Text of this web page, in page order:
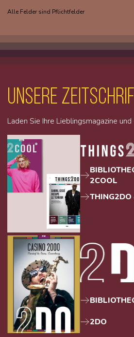
Alle Felder sind Pflichtfelder
unsere
Laden Sie Ihre Lieblingsmagazine
2COOL
THING2DO
2DO